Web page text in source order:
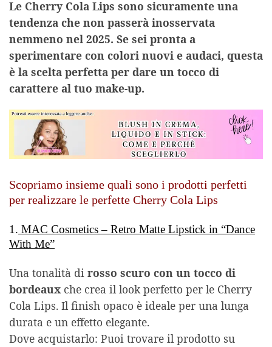
Le Cherry Cola Lips sono sicuramente una
tendenza che non passerà inosservata
nemmeno nel 2025. Se sei pronta a
sperimentare con colori nuovi e audaci, questa
è la scelta perfetta per dare un tocco di
carattere al tuo make-up.
Scopriamo insieme quali sono i prodotti perfetti
per realizzare le perfette Cherry Cola Lips
1. MAC Cosmetics – Retro Matte Lipstick in “Dance
With Me”
Una tonalità di rosso scuro con un tocco di
bordeauxche crea il look perfetto per le Cherry
Cola Lips. Il finish opaco è ideale per una lunga
durata e un effetto elegante.
Dove acquistarlo: Puoi trovare il prodotto su